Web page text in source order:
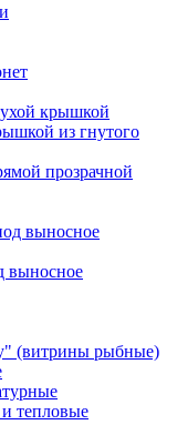
крышкой
из гнутого
прозрачной
выносное
выносное
(витрины рыбные)
тепловые